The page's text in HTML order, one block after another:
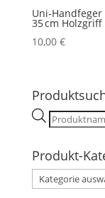
Uni-
35 cm
10,00 €
Products
Produkt-